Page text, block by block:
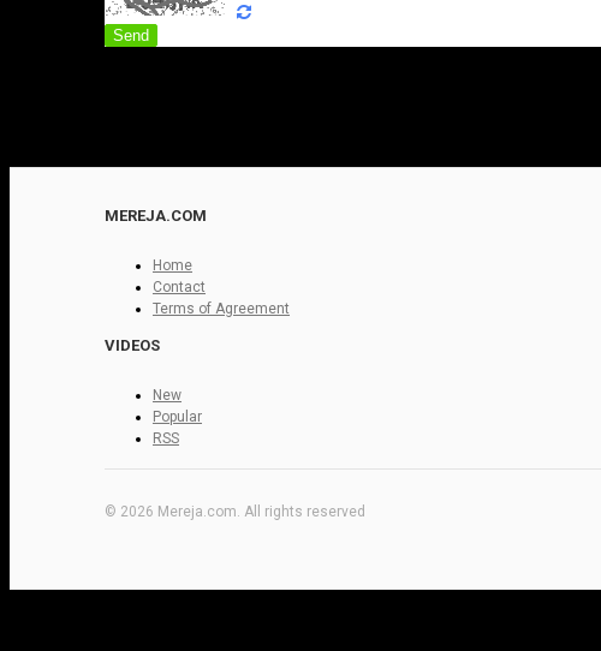
Send
MEREJA.COM
Home
Contact
Terms of Agreement
VIDEOS
New
Popular
RSS
© 2026 Mereja.com. All rights reserved